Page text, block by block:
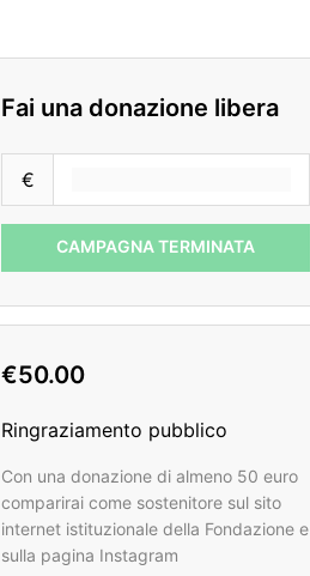
Fai una donazione libera
€
CAMPAGNA TERMINATA
€50.00
Ringraziamento pubblico
Con una donazione di almeno 50 euro
comparirai come sostenitore sul sito
internet istituzionale della Fondazione e
sulla pagina Instagram